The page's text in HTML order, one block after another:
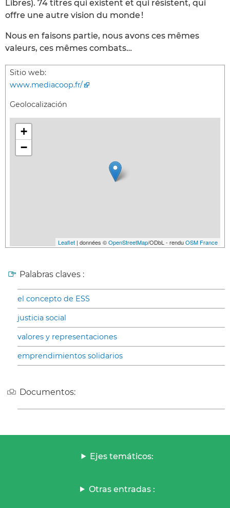
Libres). 74 titres qui existent et qui résistent, qui
offre une autre vision du monde !
Nous en faisons partie, nous avons ces mêmes
valeurs, ces mêmes combats…
Sitio web:
www.mediacoop.fr/
Geolocalización
+
−
Leaflet | données ©OpenStreetMap/ODbL - renduOSM France
Palabras claves :
el concepto de ESS
justicia social
valores y representaciones
emprendimientos solidarios
Documentos:
Ejes temáticos:
Otras entradas :